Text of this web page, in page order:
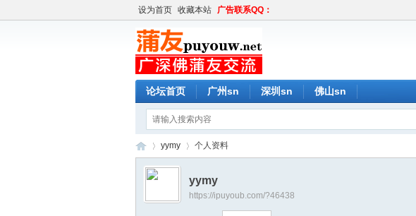
设为首页 收藏本站 广告联系QQ：
论坛首页 广州sn 深圳sn 佛山sn
›
yymy 个人资料
yymy
https://ipuyoub.com/?46438